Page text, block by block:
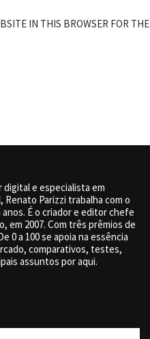
IN THIS BROWSER FOR THE
e especialista em
Parizzi trabalha com o
É o criador e editor chefe
em 2007. Com três prêmios de
0 a 100 se apoia na essência
comparativos, testes,
assuntos por aqui.